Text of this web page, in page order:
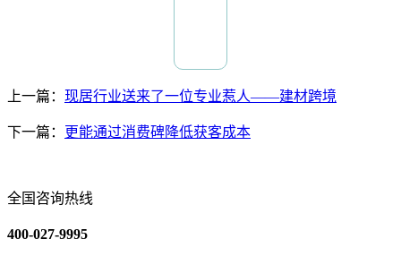
上一篇： 现居行业送来了一位专业惹人——建材跨境
下一篇： 更能通过消费碑降低获客成本
全国咨询热线
400-027-9995